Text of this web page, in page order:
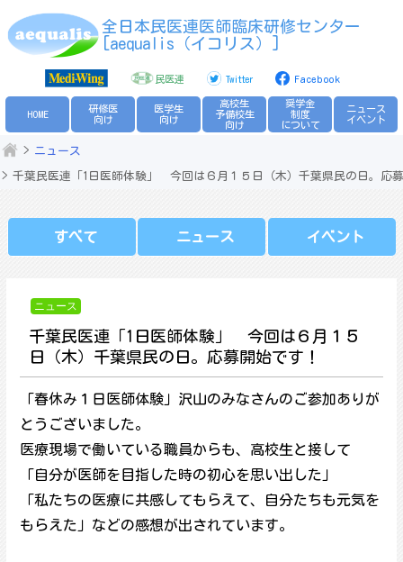
to
全日本民医連医師臨床研修センター
[aequalis（イコリス）]
民医連 Twitter Facebook
HOME
研修医
向け
医学生
向け
高校生
予備校生
向け
奨学金
制度
について
ニュース
イベント
ニュース
千葉民医連「1日医師体験」 今回は６月１５日（木）千葉県民の日。応
すべて ニュース イベント
ニュース
千葉民医連「1日医師体験」 今回は６月１５
日（木）千葉県民の日。応募開始です！
「春休み１日医師体験」沢山のみなさんのご参加ありが
とうございました。
医療現場で働いている職員からも、高校生と接して
「自分が医師を目指した時の初心を思い出した」
「私たちの医療に共感してもらえて、自分たちも元気を
もらえた」などの感想が出されています。